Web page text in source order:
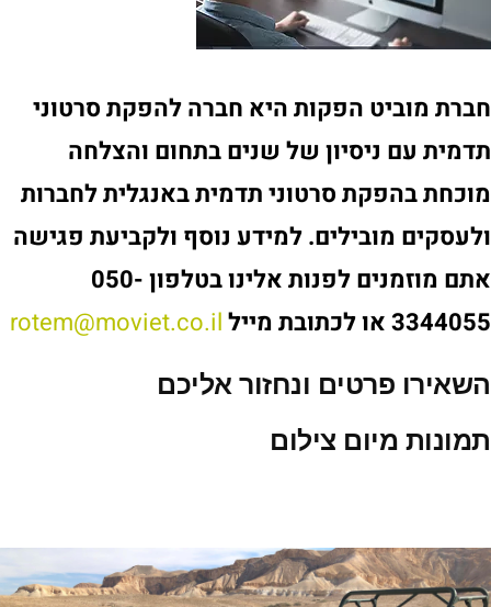
חברת מוביט הפקות היא חברה להפקת סרטוני
תדמית עם ניסיון של שנים בתחום והצלחה
מוכחת בהפקת סרטוני תדמית באנגלית לחברות
ולעסקים מובילים. למידע נוסף ולקביעת פגישה
אתם מוזמנים לפנות אלינו בטלפון 050-
3344055 או לכתובת מייל
rotem@moviet.co.il
השאירו פרטים ונחזור אליכם
תמונות מיום צילום